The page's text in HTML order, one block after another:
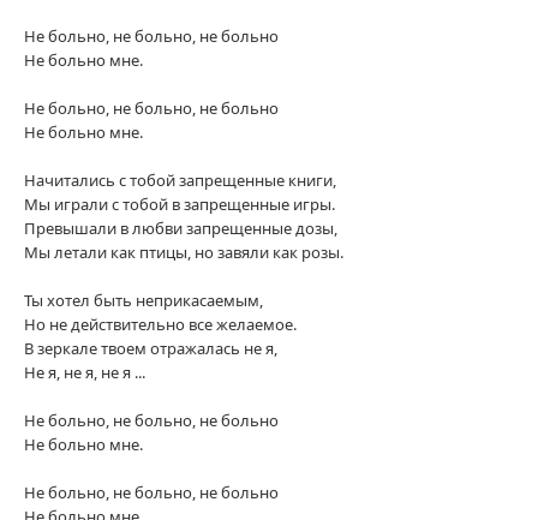
Не больно, не больно, не больно
Не больно мне.
Не больно, не больно, не больно
Не больно мне.
Начитались с тобой запрещенные книги,
Мы играли с тобой в запрещенные игры.
Превышали в любви запрещенные дозы,
Мы летали как птицы, но завяли как розы.
Ты хотел быть неприкасаемым,
Но не действительно все желаемое.
В зеркале твоем отражалась не я,
Не я, не я, не я ...
Не больно, не больно, не больно
Не больно мне.
Не больно, не больно, не больно